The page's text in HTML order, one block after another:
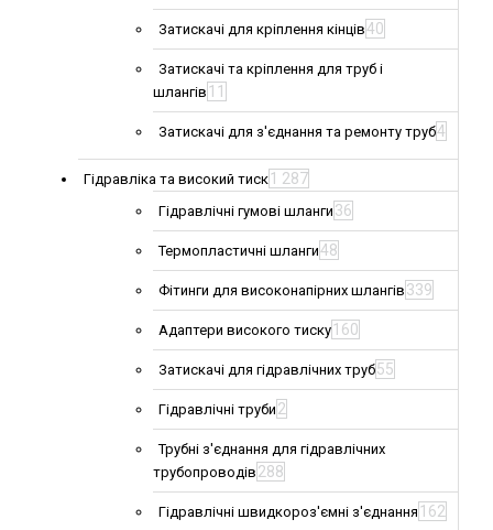
Затискачі для кріплення кінців40
Затискачі та кріплення для труб і
шлангів 11
Затискачі для з'єднання та ремонту труб4
Гідравліка та високий тиск 1 287
Гідравлічні гумові шланги 36
Термопластичні шланги48
Фітинги для високонапірних шлангів 339
Адаптери високого тиску 160
Затискачі для гідравлічних труб55
Гідравлічні труби 2
Трубні з'єднання для гідравлічних
трубопроводів 288
Гідравлічні швидкороз'ємні з'єднання 162